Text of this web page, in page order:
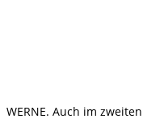
WERNE. Auch im